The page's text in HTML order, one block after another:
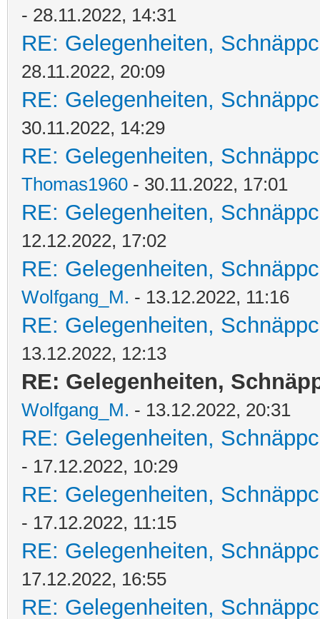
- 28.11.2022, 14:31
RE: Gelegenheiten,
28.11.2022, 20:09
RE: Gelegenheiten,
30.11.2022, 14:29
RE: Gelegenheiten,
Thomas1960 - 30.11.2022, 17:01
RE: Gelegenheiten,
12.12.2022, 17:02
RE: Gelegenheiten,
Wolfgang_M. - 13.12.2022, 11:16
RE: Gelegenheiten,
13.12.2022, 12:13
RE: Gelegenheiten,
Wolfgang_M. - 13.12.2022, 20:31
RE: Gelegenheiten,
- 17.12.2022, 10:29
RE: Gelegenheiten,
- 17.12.2022, 11:15
RE: Gelegenheiten,
17.12.2022, 16:55
RE: Gelegenheiten,